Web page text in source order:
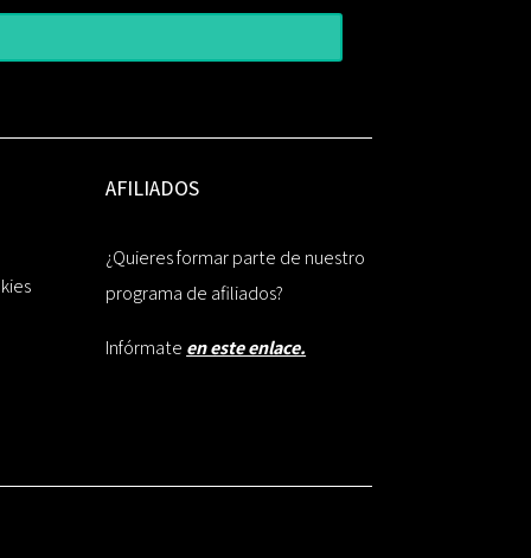
AFILIADOS
¿Quieres formar parte de nuestro
programa de afiliados?
Infórmate en este enlace.